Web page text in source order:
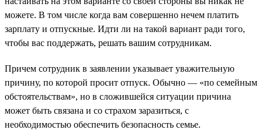
можете. В том числе когда вам совершенно нечем платить
зарплату и отпускные. Идти ли на такой вариант ради того,
чтобы вас поддержать, решать вашим сотрудникам.
Причем сотрудник в заявлении указывает уважительную
причину, по которой просит отпуск. Обычно — «по семейным
обстоятельствам», но в сложившейся ситуации причина
может быть связана и со страхом заразиться, с
необходимостью обеспечить безопасность семье.